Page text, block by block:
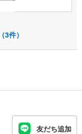
3件）
友だち追加